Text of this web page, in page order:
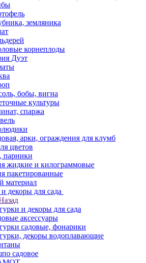
земляника
корнеплоды
Дуэт
бобы, вигна
культуры
спаржа
арки, ограждения для клумб
цветов
парники
жидкие и килограммовые
пакетированные
материал
декоры для сада
и декоры для сада
аксессуары
садовые, фонарики
декоры водоплавающие
садовое